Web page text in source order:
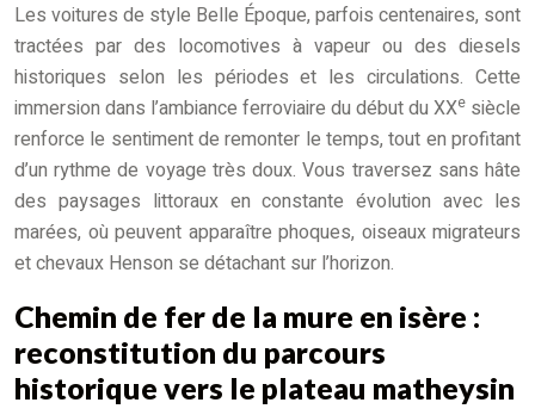
Les voitures de style Belle Époque, parfois centenaires, sont
tractées par des locomotives à vapeur ou des diesels
historiques selon les périodes et les circulations. Cette
immersion dans l’ambiance ferroviaire du début du XXe siècle
renforce le sentiment de remonter le temps, tout en profitant
d’un rythme de voyage très doux. Vous traversez sans hâte
des paysages littoraux en constante évolution avec les
marées, où peuvent apparaître phoques, oiseaux migrateurs
et chevaux Henson se détachant sur l’horizon.
Chemin de fer de la mure en isère :
reconstitution du parcours
historique vers le plateau matheysin